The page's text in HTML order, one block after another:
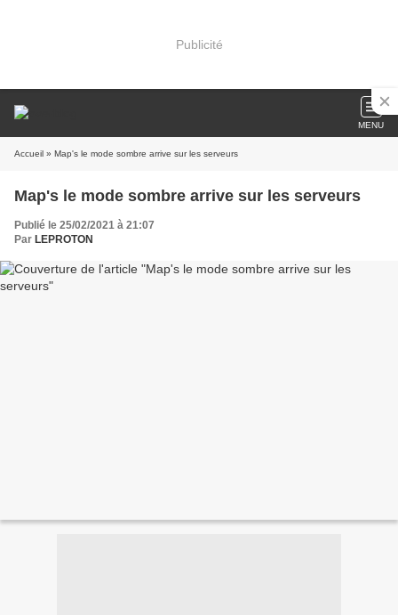
Publicité
MENU
Accueil » Map's le mode sombre arrive sur les serveurs
Map's le mode sombre arrive sur les serveurs
Publié le 25/02/2021 à 21:07
Par LEPROTON